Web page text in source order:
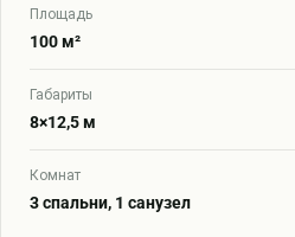
Площадь
100 м²
Габариты
8×12,5 м
Комнат
3 спальни, 1 санузел